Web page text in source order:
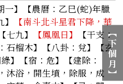
︻
下
個
月
︼
一】
【農曆：乙巳(蛇)年臘
【南斗北斗星君下降，華
【七九】 【鳳凰日】
【干支：
石榴木】【八卦：兌】【玄
】【宿：危】【建除：
沐浴，開生墳，除服，成